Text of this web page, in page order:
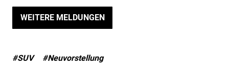
WEITERE MELDUNGEN
#SUV #Neuvorstellung